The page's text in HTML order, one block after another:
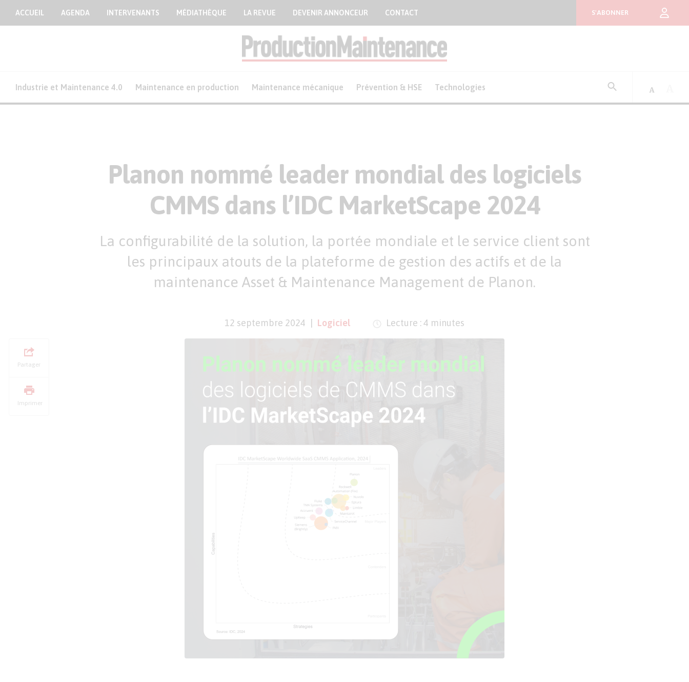
ACCUEIL AGENDA INTERVENANTS MÉDIATHÈQUE LA REVUE DEVENIR ANNONCEUR CONTACT S'ABONNER
Industrie et Maintenance 4.0 Maintenance en production Maintenance mécanique Prévention & HSE Technologies
Planon nommé leader mondial des logiciels
CMMS dans l’IDC MarketScape 2024
La configurabilité de la solution, la portée mondiale et le service client sont
les principaux atouts de la plateforme de gestion des actifs et de la
maintenance Asset & Maintenance Management de Planon.
12 septembre 2024 Logiciel Lecture : 4 minutes
Partager
Imprimer